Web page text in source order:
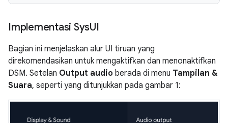
Implementasi SysUI
Bagian ini menjelaskan alur UI tiruan yang
direkomendasikan untuk mengaktifkan dan menonaktifkan
DSM. Setelan Output audio berada di menu Tampilan &
Suara, seperti yang ditunjukkan pada gambar 1: